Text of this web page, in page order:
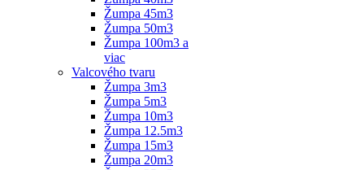
Žumpa 45m3
Žumpa 50m3
Žumpa 100m3 a
viac
Valcového tvaru
Žumpa 3m3
Žumpa 5m3
Žumpa 10m3
Žumpa 12.5m3
Žumpa 15m3
Žumpa 20m3